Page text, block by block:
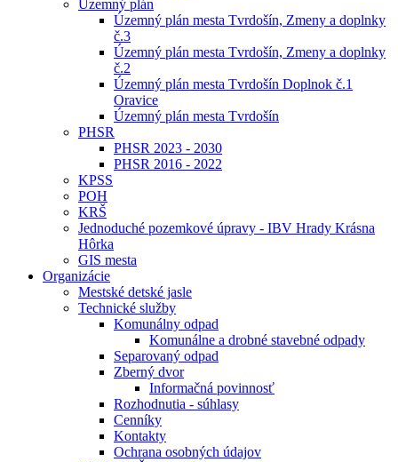
Územný plán
Územný plán mesta Tvrdošín, Zmeny a doplnky
č.3
Územný plán mesta Tvrdošín, Zmeny a doplnky
č.2
Územný plán mesta Tvrdošín Doplnok č.1
Oravice
Územný plán mesta Tvrdošín
PHSR
PHSR 2023 - 2030
PHSR 2016 - 2022
KPSS
POH
KRŠ
Jednoduché pozemkové úpravy - IBV Hrady Krásna
Hôrka
GIS mesta
Organizácie
Mestské detské jasle
Technické služby
Komunálny odpad
Komunálne a drobné stavebné odpady
Separovaný odpad
Zberný dvor
Informačná povinnosť
Rozhodnutia - súhlasy
Cenníky
Kontakty
Ochrana osobných údajov